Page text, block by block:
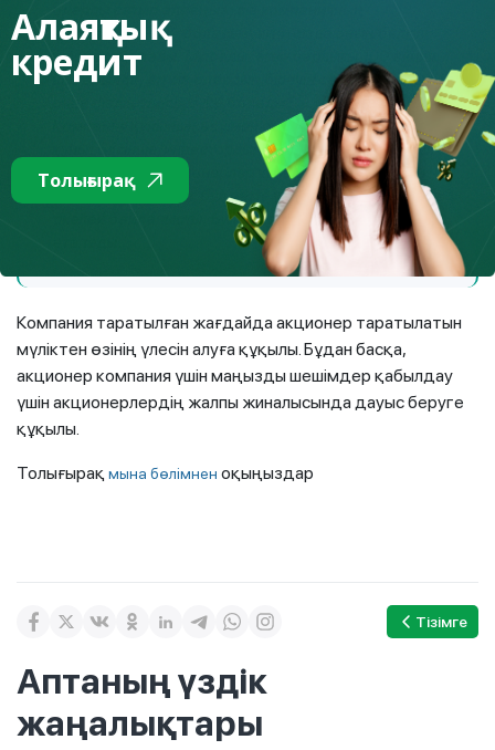
«бірлескен иесі» боласыз, яғни сізде оның белгілі
бір үлесі болады. Мысалы, егер барлығы 100 акция
шығарылса, ал сіз олардың біреуін сатып алсаңыз,
Компания құнының өсуімен оның акцияларының
құны, тиісінше инвестордың әлеуетті кірісі де өседі.
Бұдан басқа, акционерлер компанияның кірісінен
үлес алуға құқылы, бұл ретте үлес акциялар санына
тікелей байланысты. Бұл «дивидендтер төлеу» деп
Компания таратылған жағдайда акционер таратылатын
мүліктен өзінің үлесін алуға құқылы. Бұдан басқа,
акционер компания үшін маңызды шешімдер қабылдау
үшін акционерлердің жалпы жиналысында дауыс беруге
құқылы.
Толығырақ мына бөлімнен оқыңыздар
Тізімге
Аптаның үздік
жаңалықтары
Алаяқтық
кредит
Толығырақ